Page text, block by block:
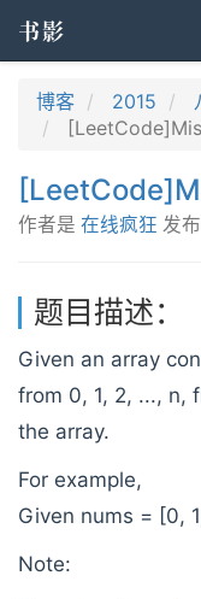
书影
博客 2015
作者是 在线疯狂 发
题目描述：
Given an array
from 0, 1, 2, ..., n,
the array.
For example,
Given nums = [0,
Note: